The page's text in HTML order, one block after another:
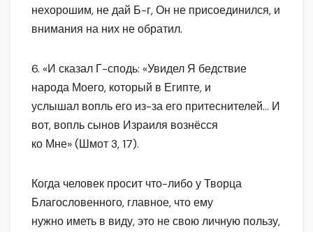
нехорошим, не дай Б-г, Он не присоединился, и
внимания на них не обратил.
6. «И сказал Г-сподь: «Увидел Я бедствие
народа Моего, который в Египте, и
услышал вопль его из-за его притеснителей… И
вот, вопль сынов Израиля вознёсся
ко Мне» (Шмот 3, 17).
Когда человек просит что-либо у Творца
Благословенного, главное, что ему
нужно иметь в виду, это не свою личную пользу,